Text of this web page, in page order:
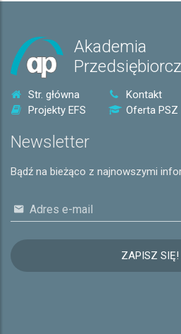
Akademia
Str. główna Kontakt
Projekty EFS
Oferta PSZ
Newsletter
Bądź na bieżąco z najnowszymi
Adres e-mail
ZAPISZ SIĘ!